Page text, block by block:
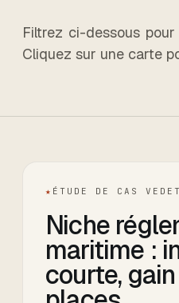
Filtrez ci-dessous
Cliquez sur une carte
★ ÉTUDE DE CAS
Niche
maritime :
courte,